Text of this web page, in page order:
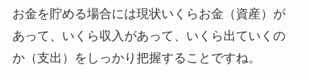
お金を貯める場合には現状いくらお金（資産）が
あって、いくら収入があって、いくら出ていくの
か（支出）をしっかり把握することですね。